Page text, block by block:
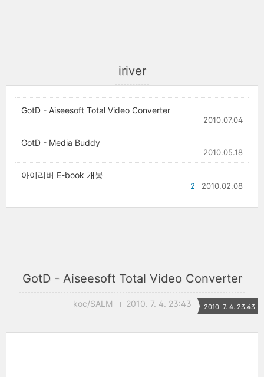
iriver
GotD - Aiseesoft Total Video Converter
2010.07.04
GotD - Media Buddy
2010.05.18
아이리버 E-book 개봉
2010.02.08
2
GotD - Aiseesoft Total Video Converter
koc/SALM 2010. 7. 4. 23:43 2010. 7. 4. 23:43